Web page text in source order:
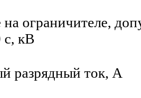
ограничителе,
с, кВ
разрядный ток, А